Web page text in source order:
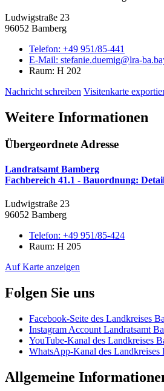
Ludwigstraße 23
96052 Bamberg
Telefon: +49 951/85-441
E-Mail: stefanie.duemig@lra-
Raum: H 202
Nachricht schreiben Visitenkarte
Weitere Informationen
Übergeordnete Adresse
Landratsamt Bamberg
Fachbereich 41.1 - Bauordnung:
Ludwigstraße 23
96052 Bamberg
Telefon: +49 951/85-424
Raum: H 205
Auf Karte anzeigen
Folgen Sie uns
Facebook-Seite des Landkreises
Instagram Account Landratsamt
YouTube-Kanal des Landkreises
WhatsApp-Kanal des Landkreises
Allgemeine